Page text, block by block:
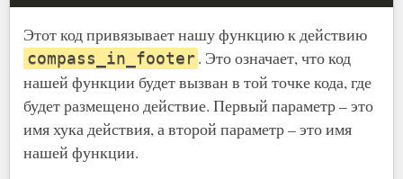
Этот код привязывает нашу функцию к действию
compass_in_footer . Это означает, что код
нашей функции будет вызван в той точке кода, где
будет размещено действие. Первый параметр – это
имя хука действия, а второй параметр – это имя
нашей функции.